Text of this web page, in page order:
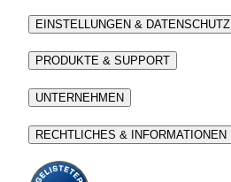
EINSTELLUNGEN & DATENSCHUTZ
PRODUKTE & SUPPORT
UNTERNEHMEN
RECHTLICHES & INFORMATIONEN